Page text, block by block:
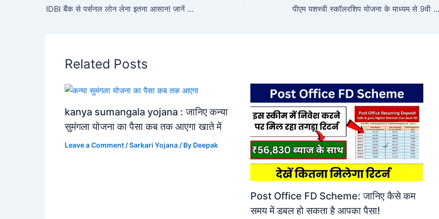
IDBI बैंक से पर्सनल लोन लेना इतना आसान! जानें ब्याज दर, दस्तावेज़ और फोरक्लोज़र फीस की पूरी जानकारी पीएम यशस्वी स्कॉलरशिप योजना के माध्यम से 9वी से लेकर 12वी के सभी छात्रों को मिल रही 1.25 लाख रूपए स्कॉलरशिप, देखे जानकारी,,
Related Posts
kanya sumangala yojana : जानिए कन्या
सुमंगला योजना का पैसा कब तक आएगा खाते में
Leave a Comment/Sarkari Yojana/ By Deepak
Post Office FD Scheme: जानिए कैसे कम
समय में डबल हो सकता है आपका पैसा!